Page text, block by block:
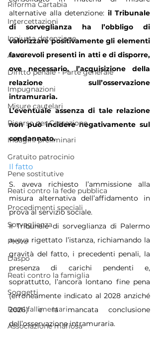
Riforma Cartabia
Intercettazioni
Ingiusta detenzione
Armi
Diritto penale - Parte generale
Impugnazioni
Misure cautelari
Ricorso per Cassazione
Indagini preliminari
Gratuito patrocinio
Pene sostitutive
Reati contro la fede pubblica
Procedimenti speciali
Sorveglianza
Prove
Daspo
Reati contro la famiglia
Soggetti
Reati fallimentari
Associazione mafiosa
alternative alla detenzione: il Tribunale
di sorveglianza ha l’obbligo di
valorizzare positivamente gli elementi
favorevoli presenti in atti e di disporre,
ove necessario, l’acquisizione della
relazione sull’osservazione
intramuraria.
L’eventuale assenza di tale relazione
non può incidere negativamente sul
condannato.
Il fatto
S. aveva richiesto l’ammissione alla
misura alternativa dell’affidamento in
prova al servizio sociale.
Il Tribunale di sorveglianza di Palermo
aveva rigettato l’istanza, richiamando la
gravità del fatto, i precedenti penali, la
presenza di carichi pendenti e,
soprattutto, l’ancora lontano fine pena
(erroneamente indicato al 2028 anziché
2026) e la mancata conclusione
dell’osservazione intramuraria.